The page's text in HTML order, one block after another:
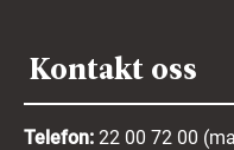
Kontakt oss
Telefon: 22 00 72 00